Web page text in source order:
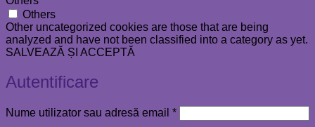
Others
Other uncategorized cookies are those that are being
analyzed and have not been classified into a category as yet.
SALVEAZĂ ȘI ACCEPTĂ
Autentificare
Nume utilizator sau adresă email *Obligatoriu